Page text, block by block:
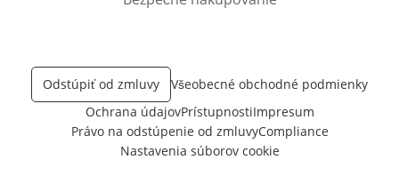
Odstúpiť od zmluvy
Všeobecné obchodné podmienky
Ochrana údajovPrístupnostiImpresum
Právo na odstúpenie od zmluvyCompliance
Nastavenia súborov cookie